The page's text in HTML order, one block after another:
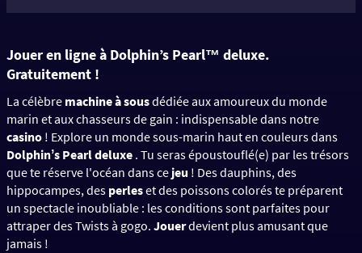
Jouer en ligne à Dolphin’s Pearl™ deluxe.
Gratuitement !
La célèbre machine à sousdédiée aux amoureux du monde
marin et aux chasseurs de gain : indispensable dans notre
casino ! Explore un monde sous-marin haut en couleurs dans
Dolphinʼs Pearl deluxe . Tu seras époustouflé(e) par les trésors
que te réserve l'océan dans ce jeu ! Des dauphins, des
hippocampes, des perleset des poissons colorés te préparent
un spectacle inoubliable : les conditions sont parfaites pour
attraper des Twists à gogo. Jouerdevient plus amusant que
jamais !